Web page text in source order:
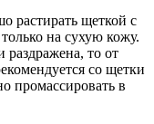
растирать щеткой с
на сухую кожу.
раздражена, то от
со щетки
промассировать в